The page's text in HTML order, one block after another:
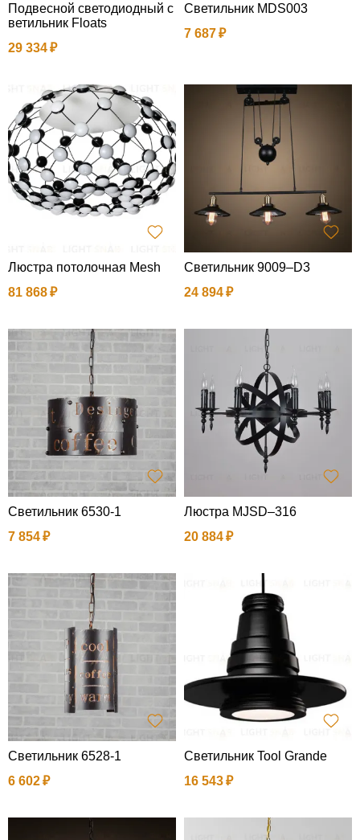
Подвесной светодиодный с
ветильник Floats
29 334
Светильник MDS003
7 687
Люстра потолочная Mesh
81 868
Светильник 9009–D3
24 894
Светильник 6530-1
7 854
Люстра MJSD–316
20 884
Светильник 6528-1
6 602
Светильник Tool Grande
16 543